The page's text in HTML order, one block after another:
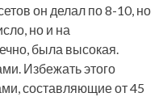
он делал по 8-10, но
но и на
была высокая.
Избежать этого
составляющие от 45